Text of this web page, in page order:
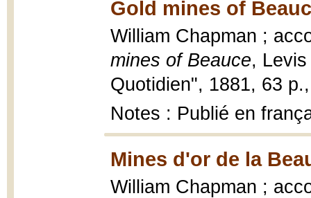
Gold mines of
William Chapman ;
mines of Beauce,
Quotidien", 1881, 63
Notes : Publié en
Mines d'or de la
William Chapman ;